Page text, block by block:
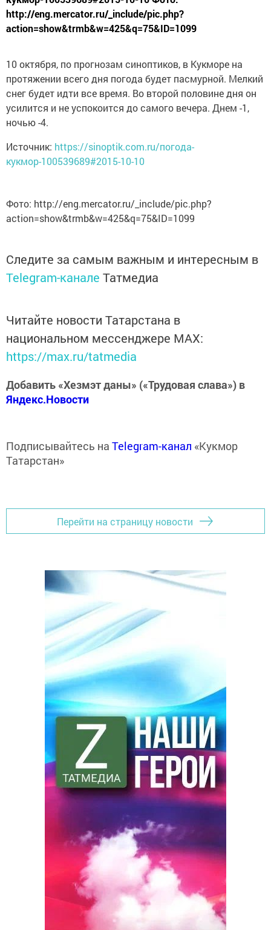
http://eng.mercator.ru/_include/pic.php?
action=show&trmb&w=425&q=75&ID=1099
10 октября, по прогнозам синоптиков, в Кукморе на
протяжении всего дня погода будет пасмурной. Мелкий
снег будет идти все время. Во второй половине дня он
усилится и не успокоится до самого вечера. Днем -1,
ночью -4.
Источник: https://sinoptik.com.ru/погода-
кукмор-100539689#2015-10-10
Фото: http://eng.mercator.ru/_include/pic.php?
action=show&trmb&w=425&q=75&ID=1099
Следите за самым важным и интересным в
Telegram-канале Татмедиа
Читайте новости Татарстана в
национальном мессенджере MАХ:
https://max.ru/tatmedia
Добавить «Хезмэт даны» («Трудовая слава») в
Яндекс.Новости
Подписывайтесь на Telegram-канал «Кукмор
Татарстан»
Перейти на страницу новости